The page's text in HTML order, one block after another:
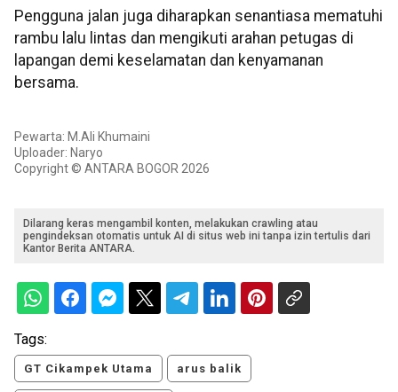
Pengguna jalan juga diharapkan senantiasa mematuhi
rambu lalu lintas dan mengikuti arahan petugas di
lapangan demi keselamatan dan kenyamanan
bersama.
Pewarta: M.Ali Khumaini
Uploader: Naryo
Copyright © ANTARA BOGOR 2026
Dilarang keras mengambil konten, melakukan crawling atau
pengindeksan otomatis untuk AI di situs web ini tanpa izin tertulis dari
Kantor Berita ANTARA.
Tags:
GT Cikampek Utama arus balik